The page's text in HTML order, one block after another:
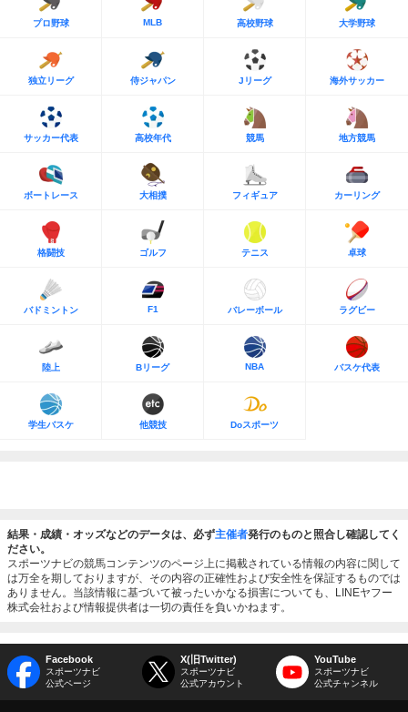
プロ野球 MLB 高校野球 大学野球
独立リーグ 侍ジャパン Jリーグ 海外サッカー
サッカー代表 高校年代 競馬 地方競馬
ボートレース 大相撲 フィギュア カーリング
格闘技 ゴルフ テニス 卓球
バドミントン F1 バレーボール ラグビー
陸上 Bリーグ NBA バスケ代表
学生バスケ 他競技 Doスポーツ
結果・成績・オッズなどのデータは、必ず主催者発行のものと照合し確認してく
ださい。
スポーツナビの競馬コンテンツのページ上に掲載されている情報の内容に関して
は万全を期しておりますが、その内容の正確性および安全性を保証するものでは
ありません。当該情報に基づいて被ったいかなる損害についても、LINEヤフー
株式会社および情報提供者は一切の責任を負いかねます。
Facebook
スポーツナビ
公式ページ
X(旧Twitter)
スポーツナビ
公式アカウント
YouTube
スポーツナビ
公式チャンネル